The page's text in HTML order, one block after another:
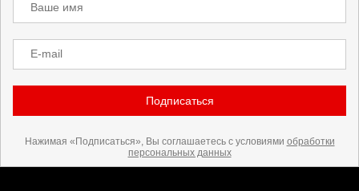
Ваше имя
E-mail
Подписаться
Нажимая «Подписаться», Вы соглашаетесь с условиями обработки
персональных данных